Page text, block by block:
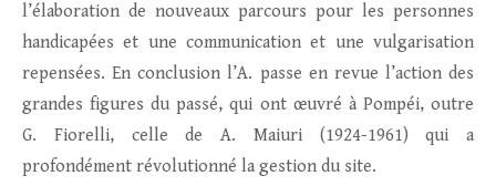
l’élaboration de nouveaux parcours pour les personnes
handicapées et une communication et une vulgarisation
repensées. En conclusion l’A. passe en revue l’action des
grandes figures du passé, qui ont œuvré à Pompéi, outre
G. Fiorelli, celle de A. Maiuri (1924-1961) qui a
profondément révolutionné la gestion du site.